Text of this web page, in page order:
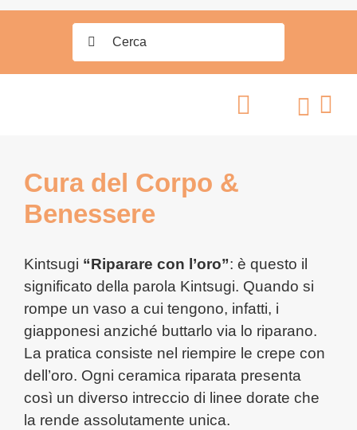
Search
for:
Cura del Corpo &
Benessere
Kintsugi “Riparare con l’oro”: è questo il
significato della parola Kintsugi. Quando si
rompe un vaso a cui tengono, infatti, i
giapponesi anziché buttarlo via lo riparano.
La pratica consiste nel riempire le crepe con
dell’oro. Ogni ceramica riparata presenta
così un diverso intreccio di linee dorate che
la rende assolutamente unica.